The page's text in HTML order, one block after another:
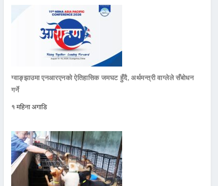
ग्वाङ्झाउमा एनआरएनको ऐतिहासिक जमघट हुँदै, अर्थमन्त्री वाग्लेले सँबोधन
गर्ने
१ महिना अगाडि